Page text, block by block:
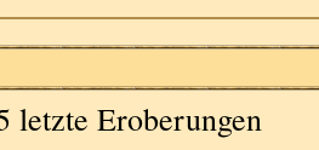
letzte Eroberungen